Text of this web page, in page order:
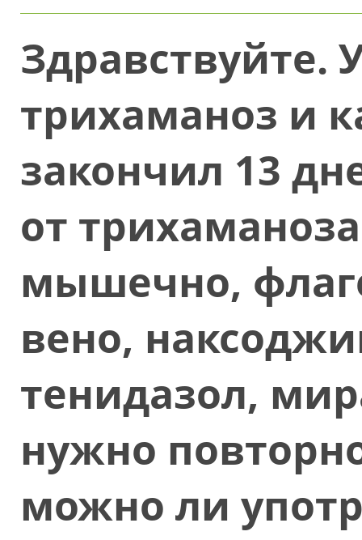
Здравствуйте.
трихаманоз и
закончил 13
от
мышечно,
вено,
тенидазол,
нужно
можно ли